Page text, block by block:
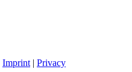
Imprint | Privacy